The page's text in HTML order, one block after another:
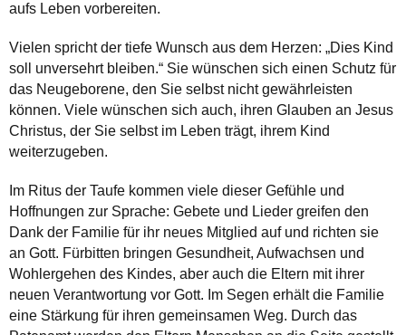
aufs Leben vorbereiten.
Vielen spricht der tiefe Wunsch aus dem Herzen: „Dies Kind
soll unversehrt bleiben.“ Sie wünschen sich einen Schutz für
das Neugeborene, den Sie selbst nicht gewährleisten
können. Viele wünschen sich auch, ihren Glauben an Jesus
Christus, der Sie selbst im Leben trägt, ihrem Kind
weiterzugeben.
Im Ritus der Taufe kommen viele dieser Gefühle und
Hoffnungen zur Sprache: Gebete und Lieder greifen den
Dank der Familie für ihr neues Mitglied auf und richten sie
an Gott. Fürbitten bringen Gesundheit, Aufwachsen und
Wohlergehen des Kindes, aber auch die Eltern mit ihrer
neuen Verantwortung vor Gott. Im Segen erhält die Familie
eine Stärkung für ihren gemeinsamen Weg. Durch das